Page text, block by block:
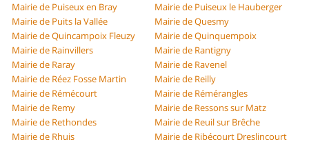
Mairie de Puiseux en Bray
Mairie de Puiseux le Hauberger
Mairie de Puits la Vallée
Mairie de Quesmy
Mairie de Quincampoix Fleuzy
Mairie de Quinquempoix
Mairie de Rainvillers
Mairie de Rantigny
Mairie de Raray
Mairie de Ravenel
Mairie de Réez Fosse Martin
Mairie de Reilly
Mairie de Rémécourt
Mairie de Rémérangles
Mairie de Remy
Mairie de Ressons sur Matz
Mairie de Rethondes
Mairie de Reuil sur Brêche
Mairie de Rhuis
Mairie de Ribécourt Dreslincourt